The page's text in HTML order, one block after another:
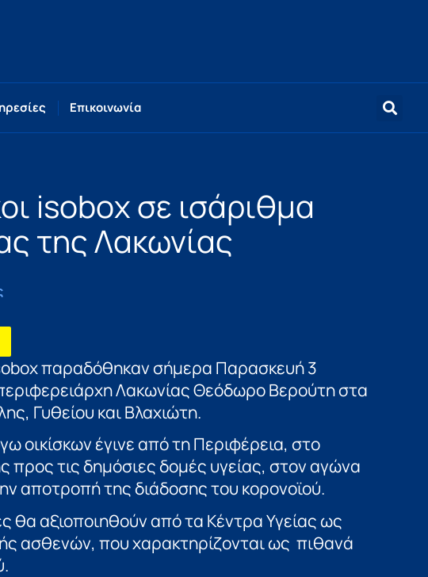
Επικοινωνία
isobox σε ισάριθμα
της Λακωνίας
παραδόθηκαν σήμερα Παρασκευή 3
Λακωνίας Θεόδωρο Βερούτη στα
Γυθείου και Βλαχιώτη.
οικίσκων έγινε από τη Περιφέρεια, στο
προς τις δημόσιες δομές υγείας, στον αγώνα
αποτροπή της διάδοσης του κορονοϊού.
θα αξιοποιηθούν από τα Κέντρα Υγείας ως
ασθενών, που χαρακτηρίζονται ως πιθανά